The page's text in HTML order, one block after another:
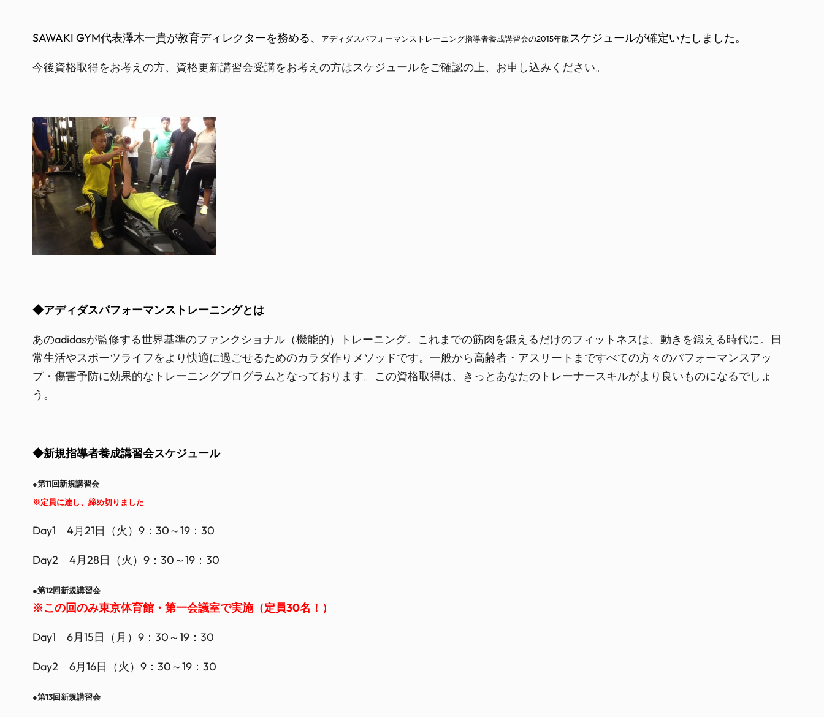
SAWAKI GYM代表澤木一貴が教育ディレクターを務める、 アディダスパフォーマンストレーニング指導者養成講習会の2015年版スケジュールが確定いたしました。
今後資格取得をお考えの方、資格更新講習会受講をお考えの方はスケジュールをご確認の上、お申し込みください。
◆アディダスパフォーマンストレーニングとは
あのadidasが監修する世界基準のファンクショナル（機能的）トレーニング。これまでの筋肉を鍛えるだけのフィットネスは、動きを鍛える時代に。日
常生活やスポーツライフをより快適に過ごせるためのカラダ作りメソッドです。一般から高齢者・アスリートまですべての方々のパフォーマンスアッ
プ・傷害予防に効果的なトレーニングプログラムとなっております。この資格取得は、きっとあなたのトレーナースキルがより良いものになるでしょ
う。
◆新規指導者養成講習会スケジュール
●第11回新規講習会
※定員に達し、締め切りました
Day1 4月21日（火）9：30～19：30
Day2 4月28日（火）9：30～19：30
●第12回新規講習会
※この回のみ東京体育館・第一会議室で実施（定員30名！）
Day1 6月15日（月）9：30～19：30
Day2 6月16日（火）9：30～19：30
●第13回新規講習会